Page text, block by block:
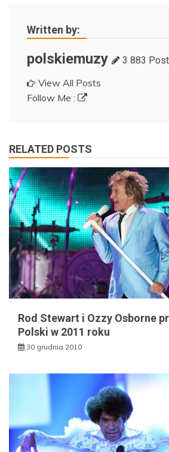
Written by:
polskiemuzy 3 883
View All Posts
Follow Me :
RELATED POSTS
Rod Stewart i Ozzy Osborne
Polski w 2011 roku
30 grudnia 2010